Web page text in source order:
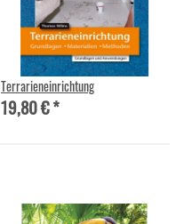
Terrarieneinrichtung
19,80 €*